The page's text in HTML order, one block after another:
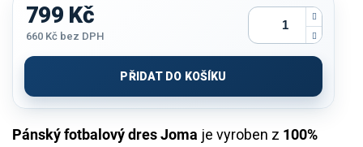
Pánský fotbalový dres Joma je vyroben z 100%
799 Kč
660 Kč bez DPH
cena:
PŘIDAT DO KOŠÍKU